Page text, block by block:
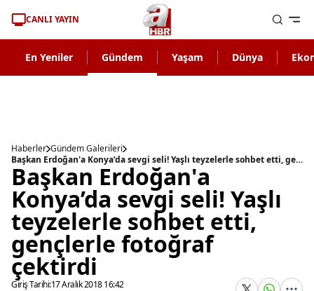
CANLI YAYIN
En Yeniler Gündem Yaşam Dünya
Haberler Gündem Galerileri
Başkan Erdoğan'a Konya’da sevgi seli! Yaşlı teyzelerle sohbet etti, gençlerle fotoğraf çektirdi
Başkan Erdoğan'a
Konya’da sevgi seli! Yaşlı
teyzelerle sohbet etti,
gençlerle fotoğraf
çektirdi
Giriş Tarihi:17 Aralık 2018 16:42